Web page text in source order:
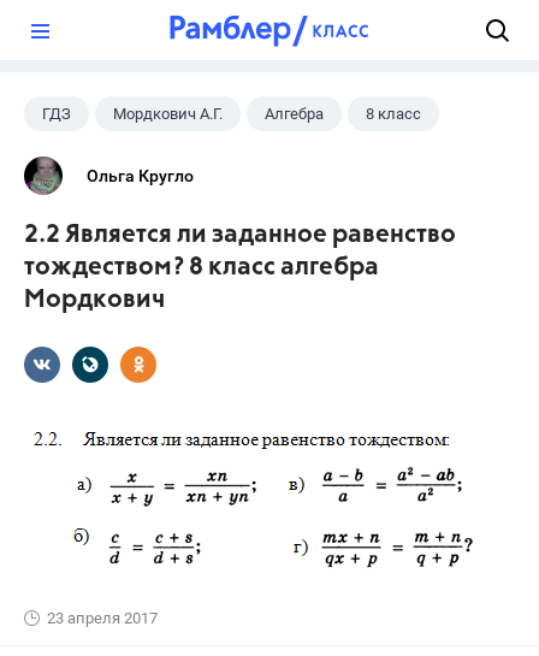
ГДЗ Мордкович А.Г. Алгебра 8 класс
Ольга Кругло
2.2 Является ли заданное равенство
тождеством? 8 класс алгебра
Мордкович
23 апреля 2017